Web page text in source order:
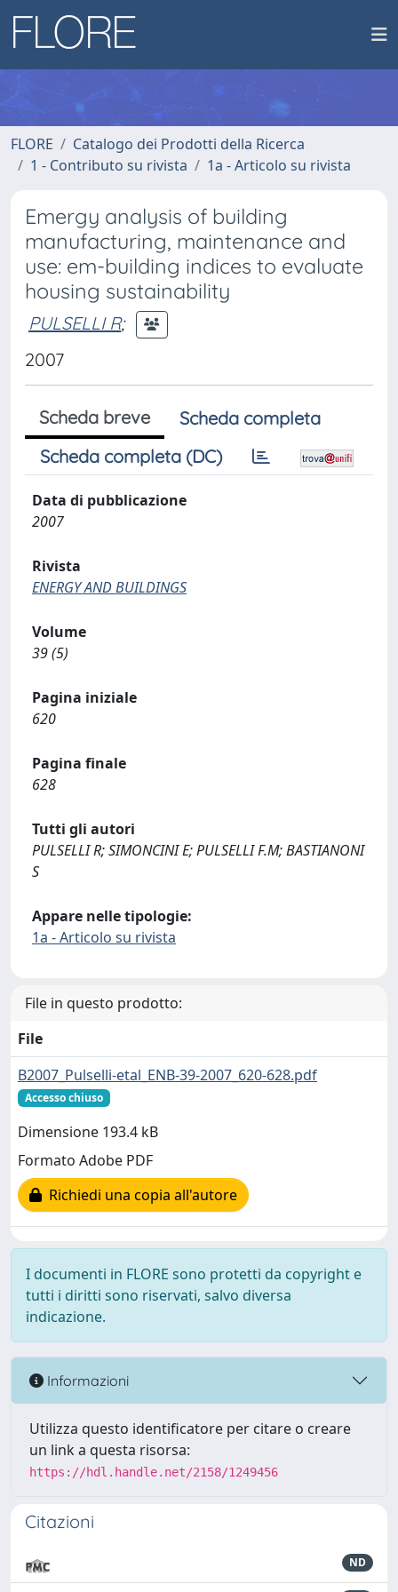
FLORE
Catalogo dei Prodotti della Ricerca
1 - Contributo su rivista
1a - Articolo su rivista
Emergy analysis of building
manufacturing, maintenance and
use: em-building indices to evaluate
housing sustainability
PULSELLI R;
2007
Scheda breve
Scheda completa
Scheda completa (DC)
Data di pubblicazione
2007
Rivista
ENERGY AND BUILDINGS
Volume
39 (5)
Pagina iniziale
620
Pagina finale
628
Tutti gli autori
PULSELLI R; SIMONCINI E; PULSELLI F.M; BASTIANONI
S
Appare nelle tipologie:
1a - Articolo su rivista
File in questo prodotto:
File
B2007_Pulselli-etal_ENB-39-2007_620-628.pdf
Accesso chiuso
Dimensione 193.4 kB
Formato Adobe PDF
Richiedi una copia all'autore
I documenti in FLORE sono protetti da copyright e
tutti i diritti sono riservati, salvo diversa
indicazione.
Informazioni
Utilizza questo identificatore per citare o creare
un link a questa risorsa:
https://hdl.handle.net/2158/1249456
Citazioni
ND